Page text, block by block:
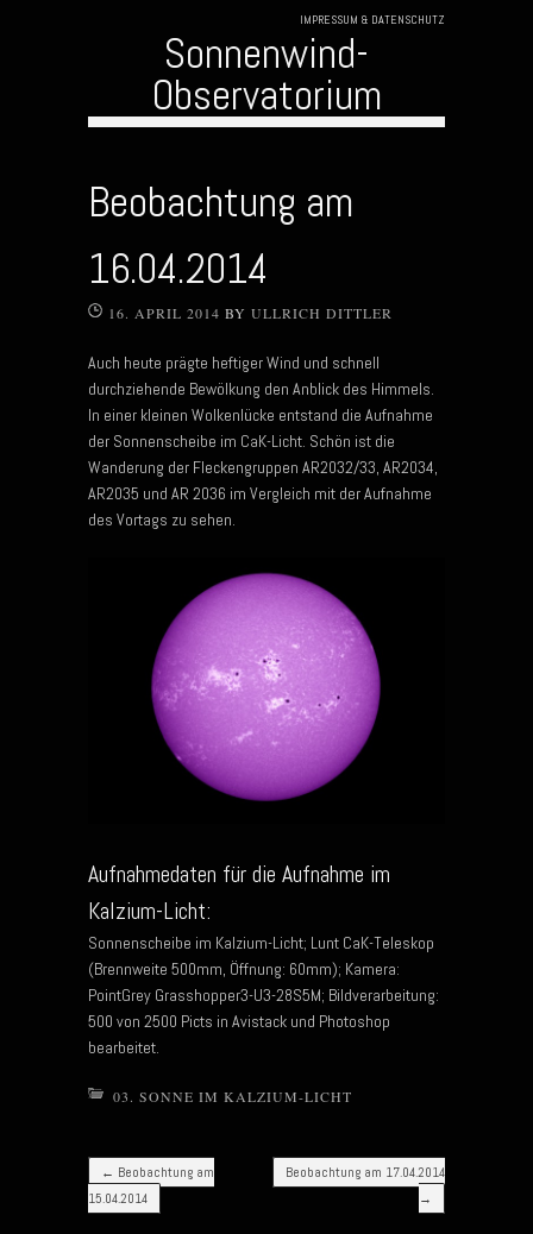
IMPRESSUM & DATENSCHUTZ
Sonnenwind-
Observatorium
Beobachtung am
16.04.2014
16. APRIL 2014 BY ULLRICH DITTLER
Auch heute prägte heftiger Wind und schnell
durchziehende Bewölkung den Anblick des Himmels.
In einer kleinen Wolkenlücke entstand die Aufnahme
der Sonnenscheibe im CaK-Licht. Schön ist die
Wanderung der Fleckengruppen AR2032/33, AR2034,
AR2035 und AR 2036 im Vergleich mit der Aufnahme
des Vortags zu sehen.
Aufnahmedaten für die Aufnahme im
Kalzium-Licht:
Sonnenscheibe im Kalzium-Licht; Lunt CaK-Teleskop
(Brennweite 500mm, Öffnung: 60mm); Kamera:
PointGrey Grasshopper3-U3-28S5M; Bildverarbeitung:
500 von 2500 Picts in Avistack und Photoshop
bearbeitet.
03. SONNE IM KALZIUM-LICHT
Post navigation
← Beobachtung am
15.04.2014
Beobachtung am 17.04.2014
→